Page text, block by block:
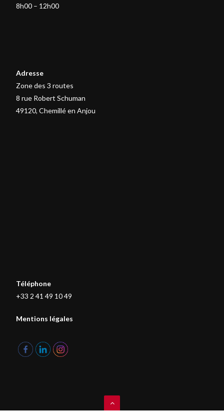
8h00 – 12h00
Adresse
Zone des 3 routes
8 rue Robert Schuman
49120, Chemillé en Anjou
Téléphone
+33 2 41 49 10 49
Mentions légales